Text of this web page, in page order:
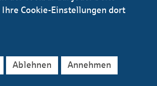
Es gibt ein Problem.
Cookie-Einstellungen dort
Ablehnen Annehmen